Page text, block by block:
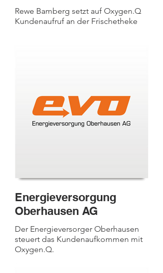
Rewe Bamberg setzt auf Oxygen.Q
Kundenaufruf an der Frischetheke
Energieversorgung
Oberhausen AG
Der Energieversorger Oberhausen
steuert das Kundenaufkommen mit
Oxygen.Q.